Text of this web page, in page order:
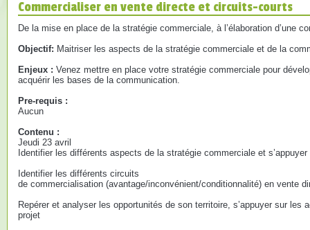
Commercialiser en vente directe et circuits-courts
De la mise en place de la stratégie commerciale, à l’élaboration d’une
Objectif: Maitriser les aspects de la stratégie commerciale et de la
Enjeux : Venez mettre en place votre stratégie commerciale pour
acquérir les bases de la communication.
Pre-requis :
Aucun
Contenu :
Jeudi 23 avril
Identifier les différents aspects de la stratégie commerciale et
Identifier les différents circuits
de commercialisation (avantage/inconvénient/conditionnalité) en vente
Repérer et analyser les opportunités de son territoire, s’appuyer sur les
projet